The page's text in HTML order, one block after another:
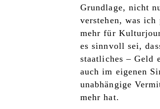
Grundlage, nicht
verstehen, was ich
mehr für
es sinnvoll sei,
staatliches – Geld
auch im eigenen
unabhängige
mehr hat.